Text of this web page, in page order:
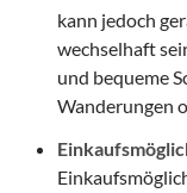
kann jedoch
wechselhaft
und bequeme
Wanderungen